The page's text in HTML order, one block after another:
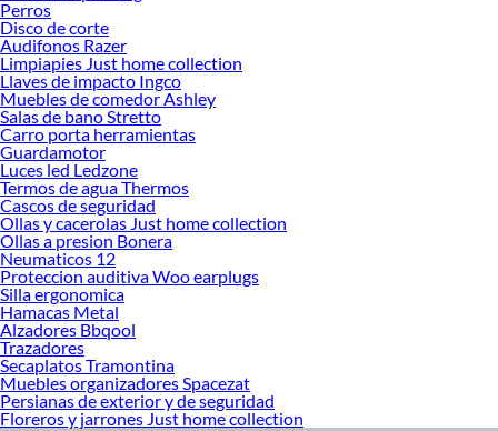
Perros
Disco de corte
Audifonos Razer
Limpiapies Just home collection
Llaves de impacto Ingco
Muebles de comedor Ashley
Salas de bano Stretto
Carro porta herramientas
Guardamotor
Luces led Ledzone
Termos de agua Thermos
Cascos de seguridad
Ollas y cacerolas Just home collection
Ollas a presion Bonera
Neumaticos 12
Proteccion auditiva Woo earplugs
Silla ergonomica
Hamacas Metal
Alzadores Bbqool
Trazadores
Secaplatos Tramontina
Muebles organizadores Spacezat
Persianas de exterior y de seguridad
Floreros y jarrones Just home collection